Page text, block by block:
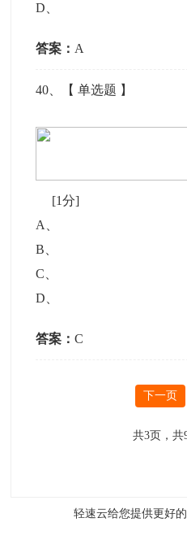
D
答案： A
40 、【单选题 】
[1分]
A
B
C
D
答案：C
下一页
共3页，共
轻速云给您提供更好的